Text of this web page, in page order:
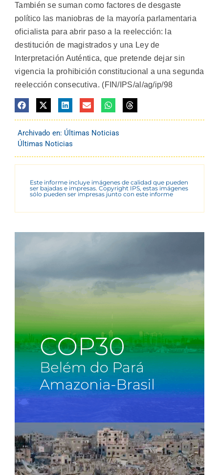
También se suman como factores de desgaste
político las maniobras de la mayoría parlamentaria
oficialista para abrir paso a la reelección: la
destitución de magistrados y una Ley de
Interpretación Auténtica, que pretende dejar sin
vigencia la prohibición constitucional a una segunda
reelección consecutiva. (FIN/IPS/al/ag/ip/98
Archivado en: Últimas Noticias
Últimas Noticias
Este informe incluye imágenes de calidad que pueden
ser bajadas e impresas. Copyright IPS, estas imágenes
sólo pueden ser impresas junto con este informe